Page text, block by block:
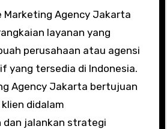
Marketing Agency Jakarta
layanan yang
perusahaan atau agensi
yang tersedia di Indonesia.
Agency Jakarta bertujuan
didalam
dan jalankan strategi